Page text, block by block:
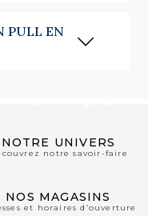
PULL EN
NOTRE UNIVERS
notre savoir-faire
NOS MAGASINS
et horaires d’ouverture